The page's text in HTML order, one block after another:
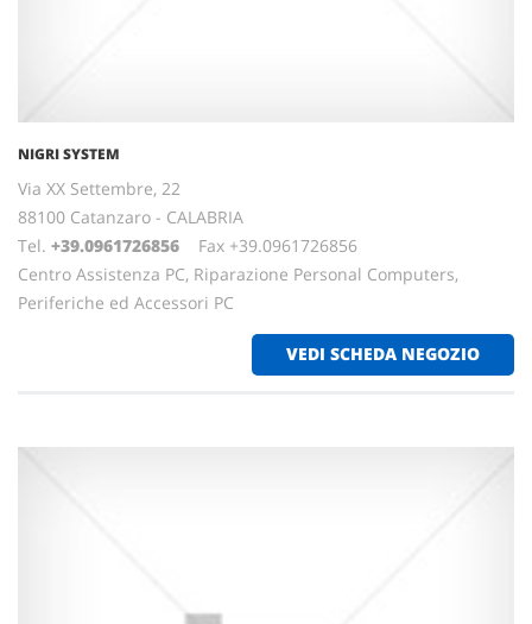
NIGRI SYSTEM
Via XX Settembre, 22
88100 Catanzaro - CALABRIA
Tel. +39.0961726856 Fax +39.0961726856
Centro Assistenza PC, Riparazione Personal Computers,
Periferiche ed Accessori PC
VEDI SCHEDA NEGOZIO